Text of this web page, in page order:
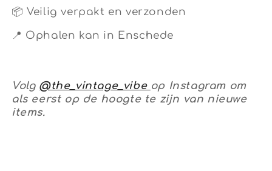
📦 Veilig verpakt en verzonden
📍 Ophalen kan in Enschede
Volg @the_vintage_vibe op Instagram om
als eerst op de hoogte te zijn van nieuwe
items.